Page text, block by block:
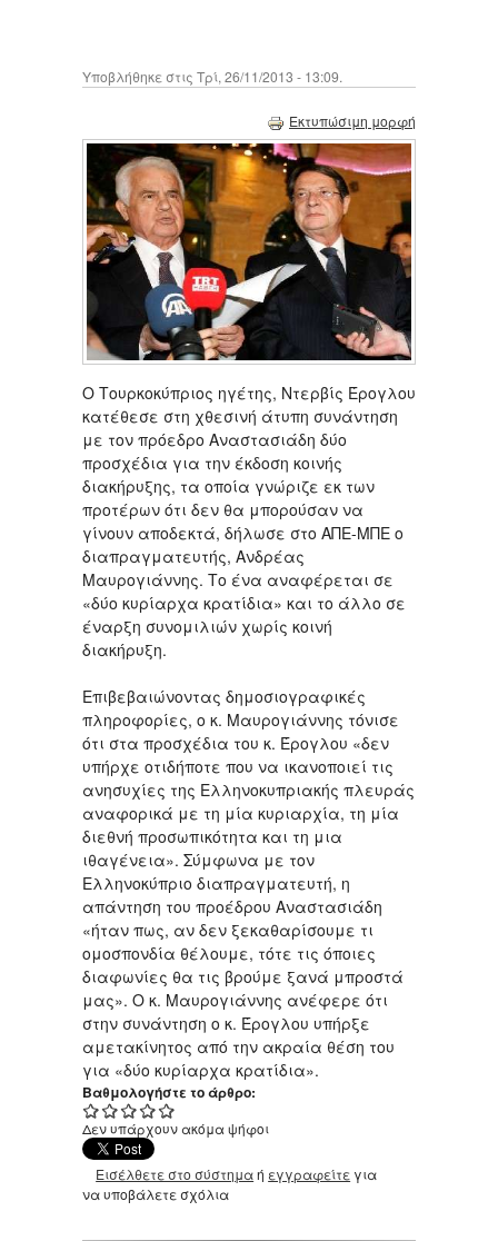
Υποβλήθηκε στις Τρί, 26/11/2013 - 13:09.
Εκτυπώσιμη μορφή
Ο Τουρκοκύπριος ηγέτης, Ντερβίς Έρογλου
κατέθεσε στη χθεσινή άτυπη συνάντηση
με τον πρόεδρο Αναστασιάδη δύο
προσχέδια για την έκδοση κοινής
διακήρυξης, τα οποία γνώριζε εκ των
προτέρων ότι δεν θα μπορούσαν να
γίνουν αποδεκτά, δήλωσε στο ΑΠΕ-ΜΠΕ ο
διαπραγματευτής, Ανδρέας
Μαυρογιάννης. Το ένα αναφέρεται σε
«δύο κυρίαρχα κρατίδια» και το άλλο σε
έναρξη συνομιλιών χωρίς κοινή
διακήρυξη.
Επιβεβαιώνοντας δημοσιογραφικές
πληροφορίες, ο κ. Μαυρογιάννης τόνισε
ότι στα προσχέδια του κ. Έρογλου «δεν
υπήρχε οτιδήποτε που να ικανοποιεί τις
ανησυχίες της Ελληνοκυπριακής πλευράς
αναφορικά με τη μία κυριαρχία, τη μία
διεθνή προσωπικότητα και τη μια
ιθαγένεια». Σύμφωνα με τον
Ελληνοκύπριο διαπραγματευτή, η
απάντηση του προέδρου Αναστασιάδη
«ήταν πως, αν δεν ξεκαθαρίσουμε τι
ομοσπονδία θέλουμε, τότε τις όποιες
διαφωνίες θα τις βρούμε ξανά μπροστά
μας». Ο κ. Μαυρογιάννης ανέφερε ότι
στην συνάντηση ο κ. Έρογλου υπήρξε
αμετακίνητος από την ακραία θέση του
για «δύο κυρίαρχα κρατίδια».
Βαθμολογήστε το άρθρο:
Δεν υπάρχουν ακόμα ψήφοι
Εισέλθετε στο σύστημαή εγγραφείτε για
να υποβάλετε σχόλια